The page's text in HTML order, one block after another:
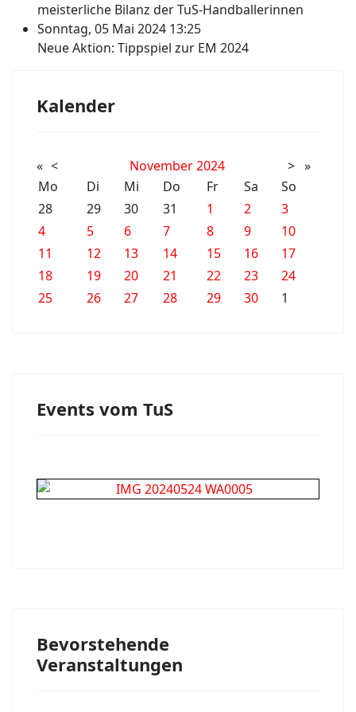
meisterliche Bilanz der TuS-Handballerinnen
Sonntag, 05 Mai 2024 13:25
Neue Aktion: Tippspiel zur EM 2024
Kalender
« < November2024 > »
Mo
Di Mi Do Fr Sa
So
28
29 30 31 1 2
3
4
5 6 7 8 9
10
11
12 13 14 15 16
17
18
19 20 21 22 23
24
25
26 27 28 29 30 1
Events vom TuS
Bevorstehende
Veranstaltungen